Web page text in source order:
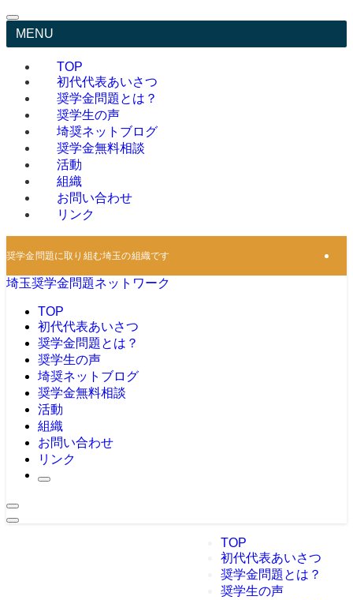
MENU
TOP
初代代表あいさつ
奨学金問題とは？
奨学生の声
埼奨ネットブログ
奨学金無料相談
活動
組織
お問い合わせ
リンク
奨学金問題に取り組む埼玉の組織です
埼玉奨学金問題ネットワーク
TOP
初代代表あいさつ
奨学金問題とは？
奨学生の声
埼奨ネットブログ
奨学金無料相談
活動
組織
お問い合わせ
リンク
TOP
初代代表あいさつ
奨学金問題とは？
奨学生の声